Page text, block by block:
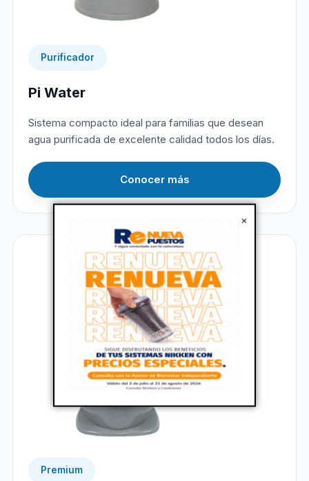
×
Purificador
Pi Water
Sistema compacto ideal para familias que desean
agua purificada de excelente calidad todos los días.
Conocer más
Premium